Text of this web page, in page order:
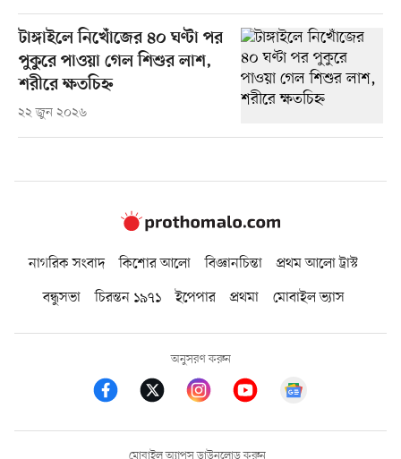
টাঙ্গাইলে নিখোঁজের ৪০ ঘণ্টা পর
পুকুরে পাওয়া গেল শিশুর লাশ,
শরীরে ক্ষতচিহ্ন
২২ জুন ২০২৬
নাগরিক সংবাদ কিশোর আলো বিজ্ঞানচিন্তা
প্রথম আলো ট্রাস্ট
বন্ধুসভা
চিরন্তন ১৯৭১ ইপেপার প্রথমা মোবাইল ভ্যাস
অনুসরণ করুন
মোবাইল অ্যাপস ডাউনলোড করুন